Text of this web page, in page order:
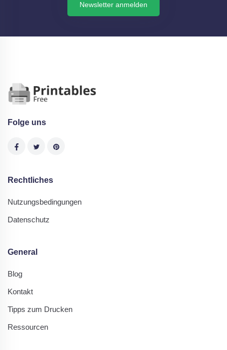
Newsletter anmelden
Folge uns
Rechtliches
Nutzungsbedingungen
Datenschutz
General
Blog
Kontakt
Tipps zum Drucken
Ressourcen